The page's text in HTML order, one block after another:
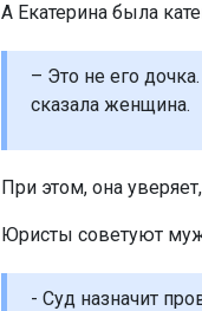
А Екатерина была
– Это не его
сказала женщина.
При этом, она
Юристы советуют
- Суд назначит